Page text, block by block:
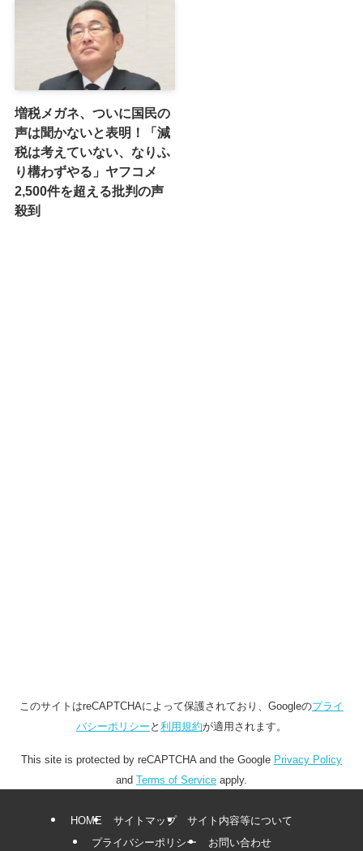
増税メガネ、ついに国民の
声は聞かないと表明！「減
税は考えていない、なりふ
り構わずやる」ヤフコメ
2,500件を超える批判の声
殺到
このサイトはreCAPTCHAによって保護されており、Googleのプライ
バシーポリシー と 利用規約が適用されます。
This site is protected by reCAPTCHA and the Google Privacy Policy
and Terms of Service apply.
HOME サイトマップ
サイト内容等について
プライバシーポリシー
お問い合わせ